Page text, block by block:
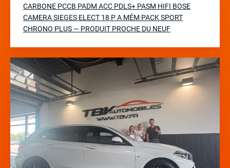
CARBONE PCCB PADM ACC PDLS+ PASM HIFI BOSE
CAMERA SIEGES ELECT 18 P A MÉM PACK SPORT
CHRONO PLUS — PRODUIT PROCHE DU NEUF